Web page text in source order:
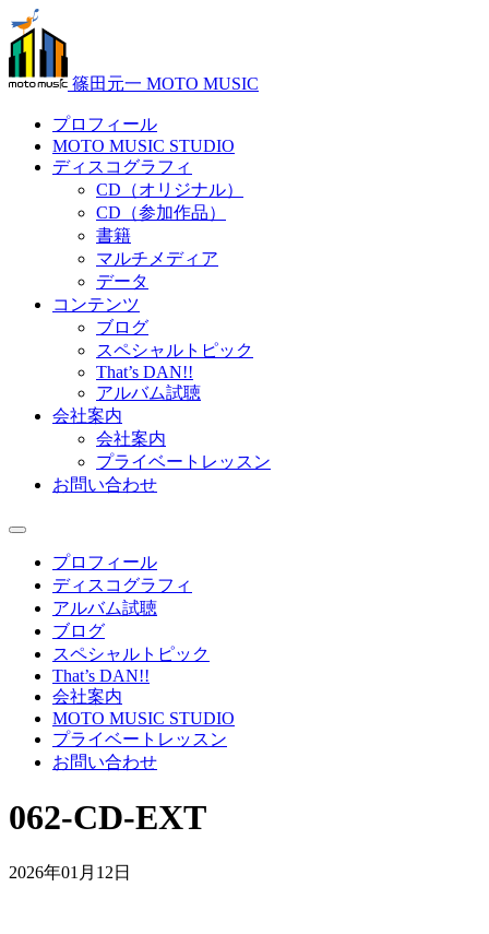
篠田元一 MOTO MUSIC
プロフィール
MOTO MUSIC STUDIO
ディスコグラフィ
CD（オリジナル）
CD（参加作品）
書籍
マルチメディア
データ
コンテンツ
ブログ
スペシャルトピック
That’s DAN!!
アルバム試聴
会社案内
会社案内
プライベートレッスン
お問い合わせ
プロフィール
ディスコグラフィ
アルバム試聴
ブログ
スペシャルトピック
That’s DAN!!
会社案内
MOTO MUSIC STUDIO
プライベートレッスン
お問い合わせ
062-CD-EXT
2026年01月12日